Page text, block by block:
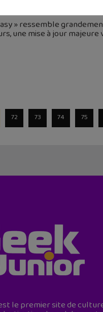
» ressemble
une mise à jour majeure
72 73 74 75
le premier site de